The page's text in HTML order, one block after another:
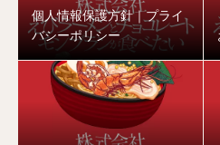
個人情報保護方針｜プライ
バシーポリシー